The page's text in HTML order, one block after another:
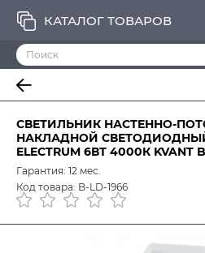
КАТАЛОГ ТОВАРОВ
СВЕТИЛЬНИК НАСТЕННО-
НАКЛАДНОЙ
ELECTRUM 6ВТ 4000К KVANT
Гарантия: 12 мес.
Код товара: B-LD-1966